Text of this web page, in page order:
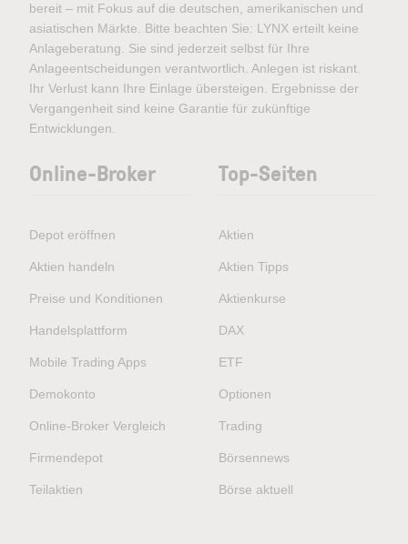
bereit – mit Fokus auf die deutschen, amerikanischen und
asiatischen Märkte. Bitte beachten Sie: LYNX erteilt keine
Anlageberatung. Sie sind jederzeit selbst für Ihre
Anlageentscheidungen verantwortlich. Anlegen ist riskant.
Ihr Verlust kann Ihre Einlage übersteigen. Ergebnisse der
Vergangenheit sind keine Garantie für zukünftige
Entwicklungen.
Online-Broker
Depot eröffnen
Aktien handeln
Preise und Konditionen
Handelsplattform
Mobile Trading Apps
Demokonto
Online-Broker Vergleich
Firmendepot
Teilaktien
Top-Seiten
Aktien
Aktien Tipps
Aktienkurse
DAX
ETF
Optionen
Trading
Börsennews
Börse aktuell